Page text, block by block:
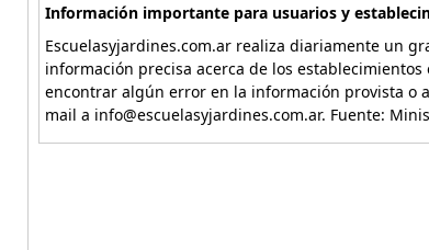
Información importante para usuarios y
Escuelasyjardines.com.ar realiza diariamente un
información precisa acerca de los
encontrar algún error en la información provista o
mail a info@escuelasyjardines.com.ar. Fuente: